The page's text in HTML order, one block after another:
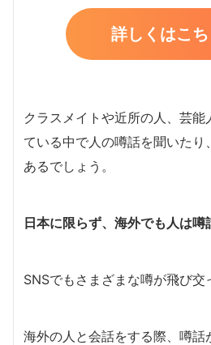
詳しくはこち
クラスメイトや近所の人、芸
ている中で人の噂話を聞いた
あるでしょう。
日本に限らず、海外でも人は噂
SNSでもさまざまな噂が飛び交
海外の人と会話をする際、噂話